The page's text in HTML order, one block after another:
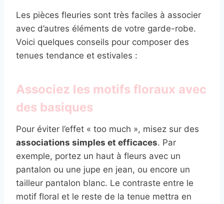
Les pièces fleuries sont très faciles à associer
avec d’autres éléments de votre garde-robe.
Voici quelques conseils pour composer des
tenues tendance et estivales :
Associez les motifs floraux avec
des basiques
Pour éviter l’effet « too much », misez sur des
associations simples et efficaces. Par
exemple, portez un haut à fleurs avec un
pantalon ou une jupe en jean, ou encore un
tailleur pantalon blanc. Le contraste entre le
motif floral et le reste de la tenue mettra en